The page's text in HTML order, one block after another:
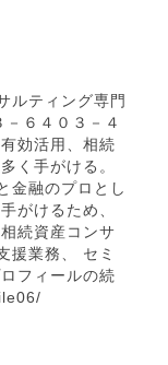
ルティング専門
６４０３－４
効活用、相続
く手がける。
金融のプロとし
がけるため、
続資産コンサ
援業務、 セミ
フィールの続